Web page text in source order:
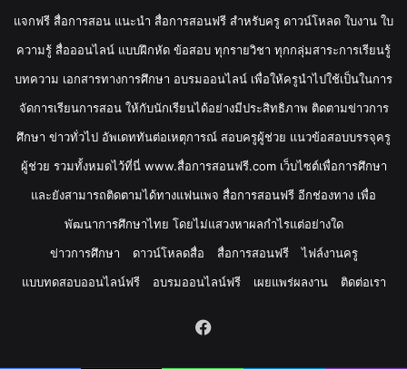
แจกฟรี สื่อการสอน แนะนำ สื่อการสอนฟรี สำหรับครู ดาวน์โหลด ใบงาน ใบ
ความรู้ สื่อออนไลน์ แบบฝึกหัด ข้อสอบ ทุกรายวิชา ทุกกลุ่มสาระการเรียนรู้
บทความ เอกสารทางการศึกษา อบรมออนไลน์ เพื่อให้ครูนำไปใช้เป็นในการ
จัดการเรียนการสอน ให้กับนักเรียนได้อย่างมีประสิทธิภาพ ติดตามข่าวการ
ศึกษา ข่าวทั่วไป อัพเดททันต่อเหตุการณ์ สอบครูผู้ช่วย แนวข้อสอบบรรจุครู
ผู้ช่วย รวมทั้งหมดไว้ที่นี่ www.สื่อการสอนฟรี.com เว็บไซต์เพื่อการศึกษา
และยังสามารถติดตามได้ทางแฟนเพจ สื่อการสอนฟรี อีกช่องทาง เพื่อ
พัฒนาการศึกษาไทย โดยไม่แสวงหาผลกำไรแต่อย่างใด
ข่าวการศึกษา
ดาวน์โหลดสื่อ สื่อการสอนฟรี
ไฟล์งานครู
แบบทดสอบออนไลน์ฟรี
อบรมออนไลน์ฟรี เผยแพร่ผลงาน ติดต่อเรา
Facebook